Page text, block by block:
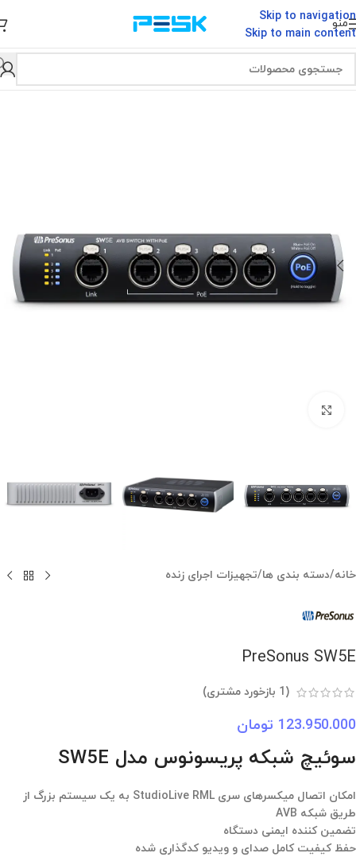
Skip to navigation
Skip to main content
منو
خانه/دسته بندی ها/تجهیزات اجرای زنده
PreSonus SW5E
(
1 بازخورد مشتری)
123.950.000 تومان
سوئیچ شبکه پریسونوس مدل SW5E
امکان اتصال میکسرهای سری StudioLive RML به یک سیستم بزرگ از
طریق شبکه AVB
تضمین کننده ایمنی دستگاه
حفظ کیفیت کامل صدای و ویدیو کدگذاری شده